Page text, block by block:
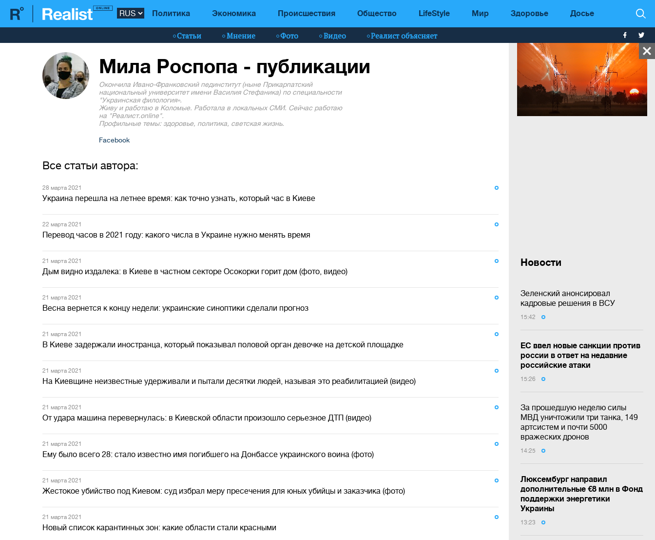
Политика Экономика Происшествия Общество LifeStyle Мир Здоровье Досье
Статьи Мнение Фото Видео Реалист объясняет
Новости
Зеленский анонсировал
кадровые решения в ВСУ
15:42
ЕС ввел новые санкции против
россии в ответ на недавние
российские атаки
15:26
За прошедшую неделю силы
МВД уничтожили три танка, 149
артсистем и почти 5000
вражеских дронов
14:25
Люксембург направил
дополнительные €8 млн в Фонд
поддержки энергетики
Украины
13:23
Мила Роспопа - публикации
Окончила Ивано-Франковский пединститут (ныне Прикарпатский
национальный университет имени Василия Стефаника) по специальности
"Украинская филология».
Живу и работаю в Коломые. Работала в локальных СМИ. Сейчас работаю
на "Реалист.online".
Профильные темы: здоровье, политика, светская жизнь.
Facebook
Все статьи автора:
28 марта 2021
Украина перешла на летнее время: как точно узнать, который час в Киеве
22 марта 2021
Перевод часов в 2021 году: какого числа в Украине нужно менять время
21 марта 2021
Дым видно издалека: в Киеве в частном секторе Осокорки горит дом (фото, видео)
21 марта 2021
Весна вернется к концу недели: украинские синоптики сделали прогноз
21 марта 2021
В Киеве задержали иностранца, который показывал половой орган девочке на детской площадке
21 марта 2021
На Киевщине неизвестные удерживали и пытали десятки людей, называя это реабилитацией (видео)
21 марта 2021
От удара машина перевернулась: в Киевской области произошло серьезное ДТП (видео)
21 марта 2021
Ему было всего 28: стало известно имя погибшего на Донбассе украинского воина (фото)
21 марта 2021
Жестокое убийство под Киевом: суд избрал меру пресечения для юных убийцы и заказчика (фото)
21 марта 2021
Новый список карантинных зон: какие области стали красными